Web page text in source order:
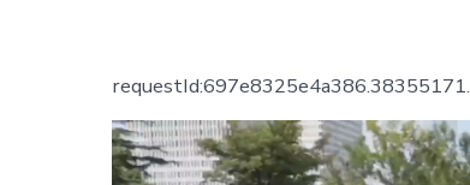
requestId:697e8325e4a386.38355171.